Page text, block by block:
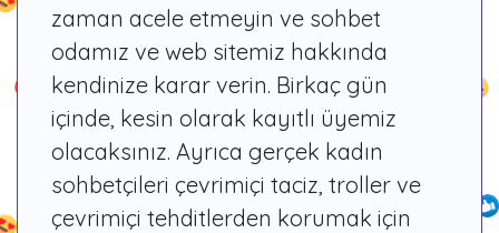
zaman acele etmeyin ve sohbet
odamız ve web sitemiz hakkında
kendinize karar verin. Birkaç gün
içinde, kesin olarak kayıtlı üyemiz
olacaksınız. Ayrıca gerçek kadın
sohbetçileri çevrimiçi taciz, troller ve
çevrimiçi tehditlerden korumak için